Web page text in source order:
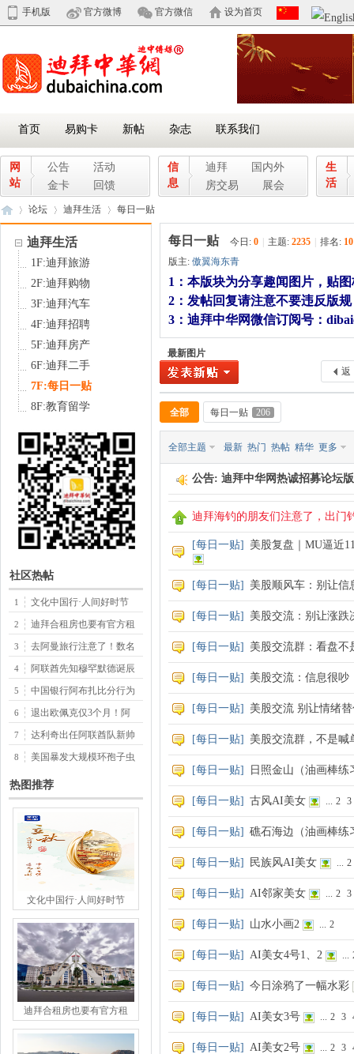
手机版 官方微博 官方微信 设为首页
首页 易购卡 新帖 杂志 联系我们
网
站
公告
活动
金卡
回馈
信
息
迪拜
国内外
房交易
展会
生
活
传
论坛
›
迪拜生活 每日一贴
每日一贴 今日: 0 主题: 2235 排名: 10
版主: 傲翼海东青
1：本版块为分享趣闻图片，贴
2：发帖回复请注意不要违反版
3：迪拜中华网微信订阅号：
最新图片
返
全部 每日一贴 206
全部主题 最新 热门 热帖 精华 更多
公告: 迪拜中华网热诚招募论坛
迪拜海钓的朋友们注意了，出门
[每日一贴] 美股复盘｜MU逼近
[每日一贴] 美股顺风车：别让信
[每日一贴] 美股交流：别让涨跌
[每日一贴] 美股交流群：看盘不
[每日一贴] 美股交流：信息很吵
[每日一贴] 美股交流 别让情绪
[每日一贴] 美股交流群，不是喊
[每日一贴] 日照金山（油画棒练
[每日一贴] 古风AI美女 ... 2 3
[每日一贴] 礁石海边（油画棒练
[每日一贴] 民族风AI美女 ... 2
[每日一贴] AI邻家美女 ... 2 3
[每日一贴] 山水小画2 ... 2
[每日一贴] AI美女4号1、2 ...
[每日一贴] 今日涂鸦了一幅水彩
[每日一贴] AI美女3号 ... 2 3
[每日一贴] AI美女2号 ... 2 3
迪拜生活
1F:迪拜旅游
2F:迪拜购物
3F:迪拜汽车
4F:迪拜招聘
5F:迪拜房产
6F:迪拜二手
7F:每日一贴
8F:教育留学
社区热帖
1 文化中国行·人间好时节
2 迪拜合租房也要有官方租
3 去阿曼旅行注意了！数名
4 阿联酋先知穆罕默德诞辰
5 中国银行阿布扎比分行为
6 退出欧佩克仅3个月！阿
7 达利奇出任阿联酋队新帅
8 美国暴发大规模环孢子虫
热图推荐
文化中国行·人间好时节
迪拜合租房也要有官方租